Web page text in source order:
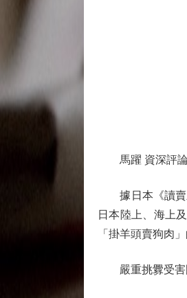
馬躍 資深評論
據日本《讀賣新
日本陸上、海上
「掛羊頭賣狗肉
嚴重挑釁受害